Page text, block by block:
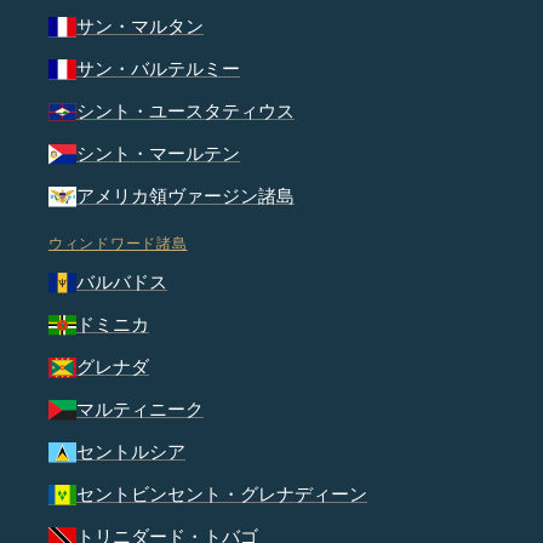
サン・マルタン
サン・バルテルミー
シント・ユースタティウス
シント・マールテン
アメリカ領ヴァージン諸島
ウィンドワード諸島
バルバドス
ドミニカ
グレナダ
マルティニーク
セントルシア
セントビンセント・グレナディーン
トリニダード・トバゴ